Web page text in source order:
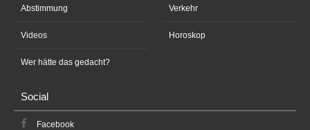
Abstimmung
Videos
Wer hätte das gedacht?
Verkehr
Horoskop
Social
Facebook